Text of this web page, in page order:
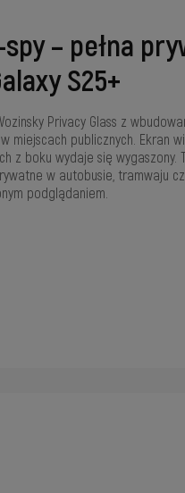
– pełna
S25+
Privacy Glass z
miejscach publicznych. Ekran
z boku wydaje się wygaszony.
w autobusie, tramwaju
podglądaniem.